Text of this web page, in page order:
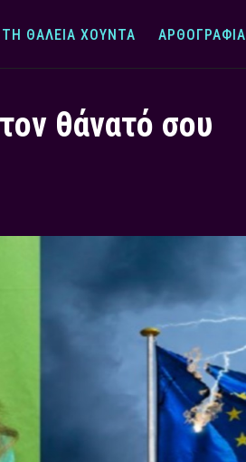
ΘΆΛΕΙΑ ΧΟΎΝΤΑ ΑΡΘΟΓΡΑΦΊΑ
θάνατό σου